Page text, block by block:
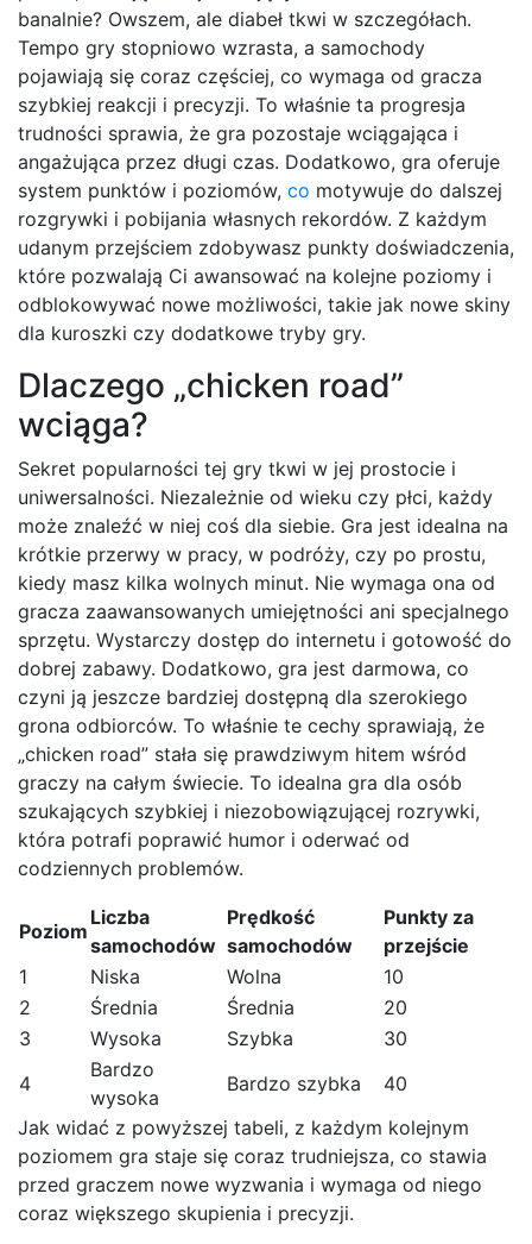
banalnie? Owszem, ale diabeł tkwi w szczegółach.
Tempo gry stopniowo wzrasta, a samochody
pojawiają się coraz częściej, co wymaga od gracza
szybkiej reakcji i precyzji. To właśnie ta progresja
trudności sprawia, że gra pozostaje wciągająca i
angażująca przez długi czas. Dodatkowo, gra oferuje
system punktów i poziomów, co motywuje do dalszej
rozgrywki i pobijania własnych rekordów. Z każdym
udanym przejściem zdobywasz punkty doświadczenia,
które pozwalają Ci awansować na kolejne poziomy i
odblokowywać nowe możliwości, takie jak nowe skiny
dla kuroszki czy dodatkowe tryby gry.
Dlaczego „chicken road”
wciąga?
Sekret popularności tej gry tkwi w jej prostocie i
uniwersalności. Niezależnie od wieku czy płci, każdy
może znaleźć w niej coś dla siebie. Gra jest idealna na
krótkie przerwy w pracy, w podróży, czy po prostu,
kiedy masz kilka wolnych minut. Nie wymaga ona od
gracza zaawansowanych umiejętności ani specjalnego
sprzętu. Wystarczy dostęp do internetu i gotowość do
dobrej zabawy. Dodatkowo, gra jest darmowa, co
czyni ją jeszcze bardziej dostępną dla szerokiego
grona odbiorców. To właśnie te cechy sprawiają, że
„chicken road” stała się prawdziwym hitem wśród
graczy na całym świecie. To idealna gra dla osób
szukających szybkiej i niezobowiązującej rozrywki,
która potrafi poprawić humor i oderwać od
codziennych problemów.
Poziom
Liczba
samochodów
Prędkość
samochodów
Punkty za
przejście
1
Niska Wolna
10
2
Średnia Średnia
20
3
Wysoka Szybka
30
4
Bardzo
wysoka
Bardzo szybka
40
Jak widać z powyższej tabeli, z każdym kolejnym
poziomem gra staje się coraz trudniejsza, co stawia
przed graczem nowe wyzwania i wymaga od niego
coraz większego skupienia i precyzji.